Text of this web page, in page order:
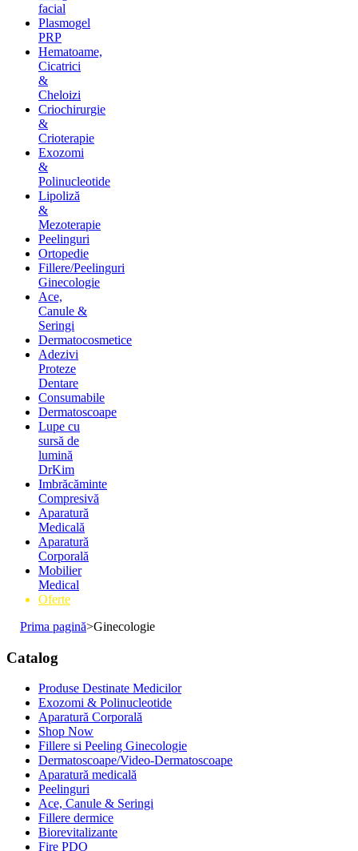
facial
Plasmogel
PRP
Hematoame,
Cicatrici
&
Cheloizi
Criochirurgie
&
Crioterapie
Exozomi
&
Polinucleotide
Lipoliză
&
Mezoterapie
Peelinguri
Ortopedie
Fillere/Peelinguri
Ginecologie
Ace,
Canule &
Seringi
Dermatocosmetice
Adezivi
Proteze
Dentare
Consumabile
Dermatoscoape
Lupe cu
sursă de
lumină
DrKim
Imbrăcăminte
Compresivă
Aparatură
Medicală
Aparatură
Corporală
Mobilier
Medical
Oferte
Prima pagină>Ginecologie
Catalog
Produse Destinate Medicilor
Exozomi & Polinucleotide
Aparatură Corporală
Shop Now
Fillere si Peeling Ginecologie
Dermatoscoape/Video-Dermatoscoape
Aparatură medicală
Peelinguri
Ace, Canule & Seringi
Fillere dermice
Biorevitalizante
Fire PDO